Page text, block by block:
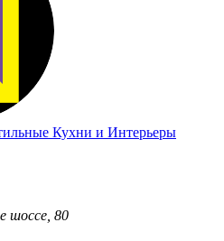
Кухни и Интерьеры
шоссе, 80